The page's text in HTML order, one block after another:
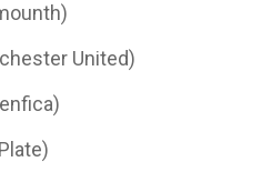
United)